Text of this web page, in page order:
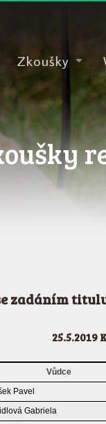
Zkoušky
zadáním
25.5.2019
Vůdce
Pavel
Gabriela